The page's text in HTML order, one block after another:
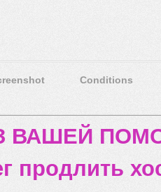
Conditions
ВАШЕЙ
продлить